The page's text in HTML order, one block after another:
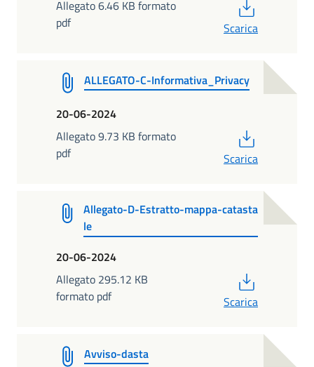
Allegato 6.46 KB formato
pdf
Scarica
ALLEGATO-C-Informativa_Privacy
20-06-2024
Allegato 9.73 KB formato
pdf
Scarica
Allegato-D-Estratto-mappa-catasta
le
20-06-2024
Allegato 295.12 KB
formato pdf
Scarica
Avviso-dasta